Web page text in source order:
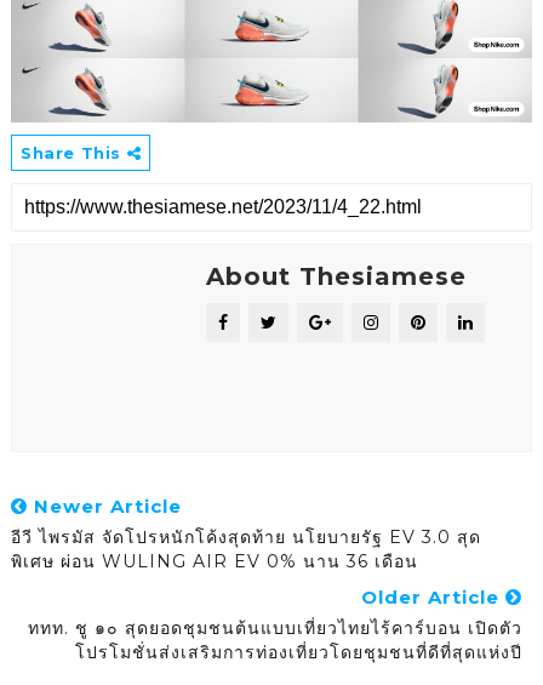
Share This
About Thesiamese
Newer Article
อีวี ไพรมัส จัดโปรหนักโค้งสุดท้าย นโยบายรัฐ EV 3.0 สุด
พิเศษ ผ่อน WULING AIR EV 0% นาน 36 เดือน
Older Article
ททท. ชู ๑๐ สุดยอดชุมชนต้นแบบเที่ยวไทยไร้คาร์บอน เปิดตัว
โปรโมชั่นส่งเสริมการท่องเที่ยวโดยชุมชนที่ดีที่สุดแห่งปี